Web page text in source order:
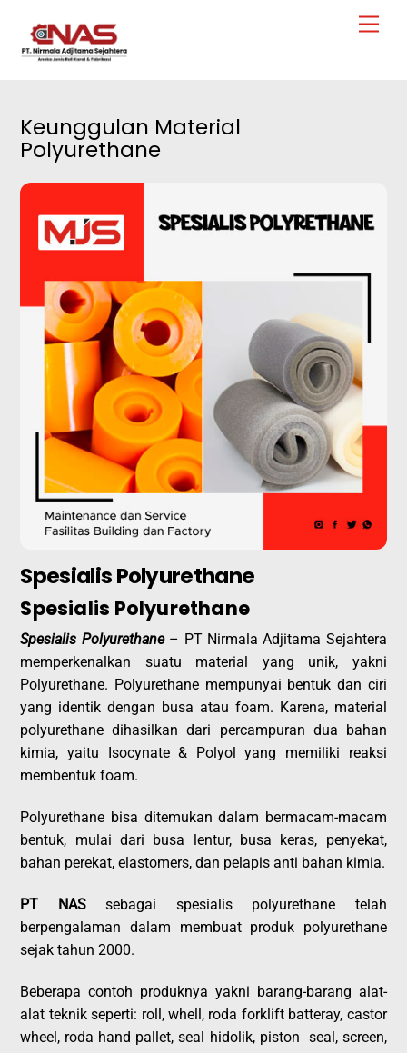
content
Keunggulan Material
Polyurethane
Spesialis Polyurethane
Spesialis Polyurethane
Spesialis Polyurethane– PT Nirmala Adjitama Sejahtera
memperkenalkan suatu material yang unik, yakni
Polyurethane. Polyurethane mempunyai bentuk dan ciri
yang identik dengan busa atau foam. Karena, material
polyurethane dihasilkan dari percampuran dua bahan
kimia, yaitu Isocynate & Polyol yang memiliki reaksi
membentuk foam.
Polyurethane bisa ditemukan dalam bermacam-macam
bentuk, mulai dari busa lentur, busa keras, penyekat,
bahan perekat, elastomers, dan pelapis anti bahan kimia.
PT NASsebagai spesialis polyurethane telah
berpengalaman dalam membuat produk polyurethane
sejak tahun 2000.
Beberapa contoh produknya yakni barang-barang alat-
alat teknik seperti: roll, whell, roda forklift batteray, castor
wheel, roda hand pallet, seal hidolik, piston seal, screen,